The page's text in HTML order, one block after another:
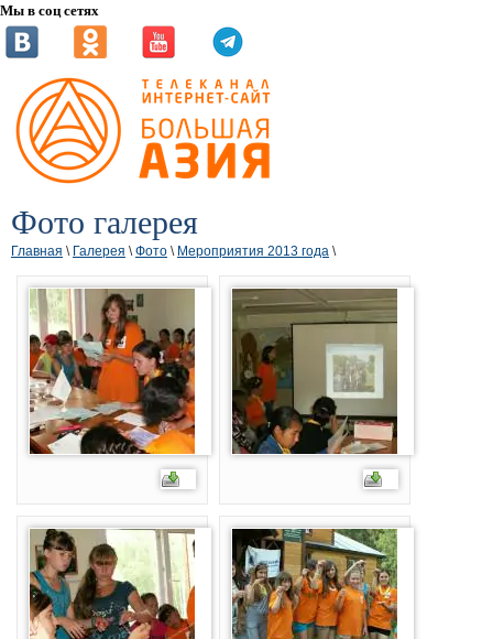
Мы в соц сетях
Фото галерея
Главная \ Галерея \Фото \ Мероприятия 2013 года \